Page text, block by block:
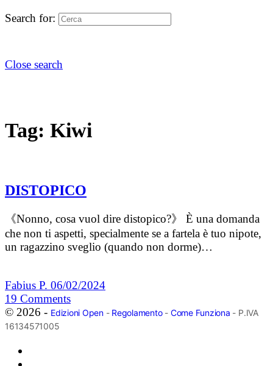
Search for:
Close search
Tag: Kiwi
DISTOPICO
《Nonno, cosa vuol dire distopico?》 È una domanda
che non ti aspetti, specialmente se a fartela è tuo nipote,
un ragazzino sveglio (quando non dorme)…
Fabius P. 06/02/2024
19 Comments
© 2026 - Edizioni Open- Regolamento- Come Funziona - P.IVA
16134571005